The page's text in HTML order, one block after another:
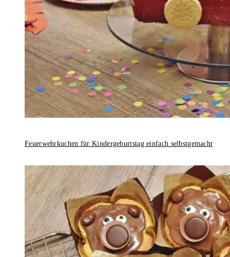
Feuerwehrkuchen für Kindergeburtstag einfach selbstgemacht